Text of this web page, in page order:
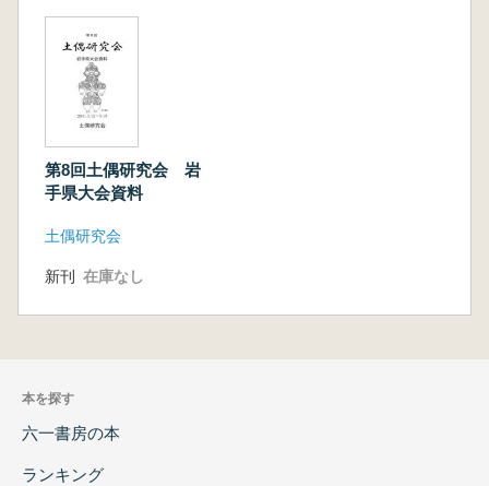
第8回土偶研究会 岩
手県大会資料
土偶研究会
新刊 在庫なし
本を探す
六一書房の本
ランキング